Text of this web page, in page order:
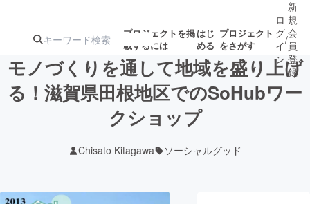
プロジェクトを掲
載するには
はじ
める
プロジェクト
をさがす
注目の新着プロ 募集終了が近いプ
ロ
グ
イ
ン
/
新
規
会
員
登
録
モノづくりを通して地域を盛り上げ
る！滋賀県田根地区でのSoHubワー
クショップ
Chisato Kitagawa ソーシャルグッド